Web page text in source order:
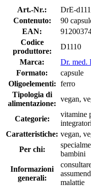
Art.-Nr.:
DrE-
Contenuto:
90
EAN:
Codice
produttore:
D1110
Marca:
Dr. med.
Formato:
capsule
Oligoelementi: ferro
Tipologia di
alimentazione:
vegan,
Categorie:
vitamine
Caratteristiche: vegan,
Per chi:
bambini
Informazioni
generali:
malattie